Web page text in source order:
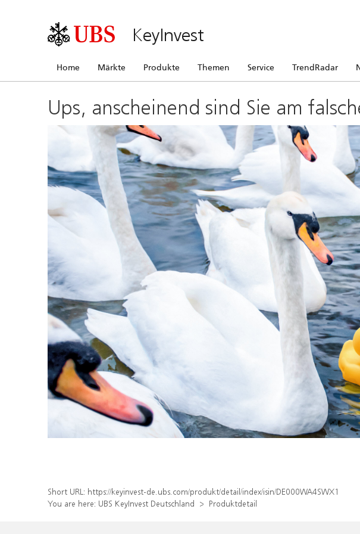
KeyInvest
Home Märkte Produkte Themen Service TrendRadar
Ups, anscheinend sind Sie am
Short URL: https://keyinvest-de.ubs.com/produkt/detail/index/isin/DE000WA4SWX1
You are here: UBS KeyInvest Deutschland Produktdetail